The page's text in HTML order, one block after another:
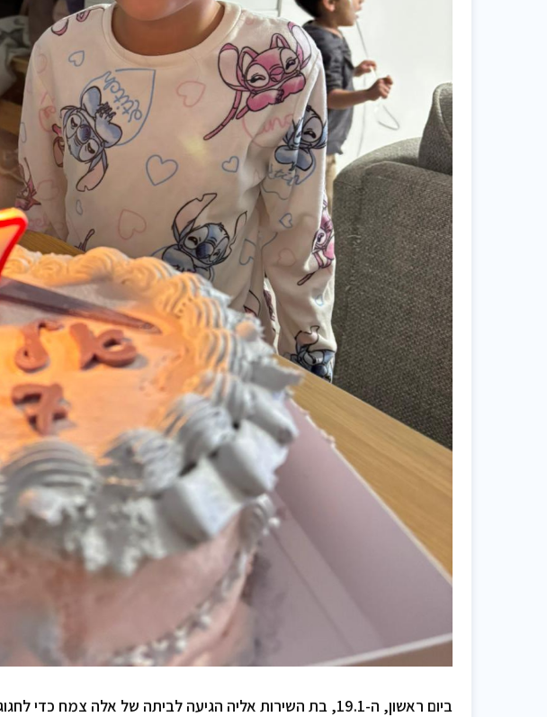
ביום ראשון, ה-19.1, בת השירות אליה הגיעה לביתה של אלה צמח כדי לחגוג לה יום הולדת 7.